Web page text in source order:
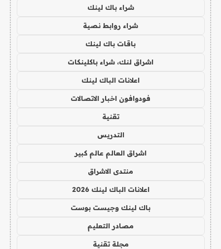
شراء باك لينك
شراء روابط نصية
باقات باك لينك
اشراق لنك، شراء باكلينكات
اعلانات الباك لينك
فودوافون اخبار الاتصالات
تقنية
التدريس
اشراق العالم عالم كبير
منتدى الاشراق
اعلانات الباك لينك 2026
باك لينك وجيست بوست
مصادر التعليم
مجلة تقنية